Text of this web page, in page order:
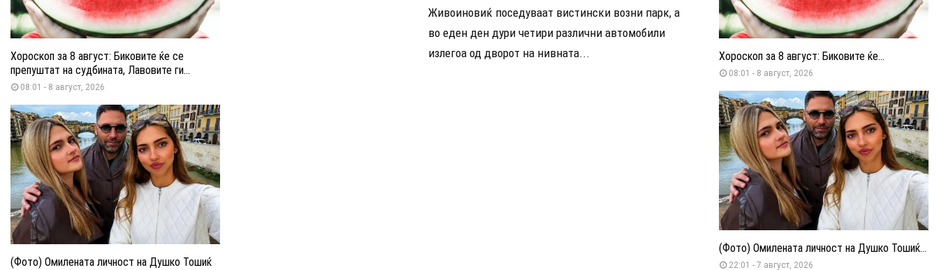
Живоиновиќ поседуваат вистински возни парк, а
во еден ден дури четири различни автомобили
излегоа од дворот на нивната...
Хороскоп за 8 август: Биковите ќе се
препуштат на судбината, Лавовите ги...
08:01 - 8 август, 2026
(Фото) Омилената личност на Душко Тошиќ
Хороскоп за 8 август: Биковите ќе...
08:01 - 8 август, 2026
(Фото) Омилената личност на Душко Тошиќ...
22:01 - 7 август, 2026